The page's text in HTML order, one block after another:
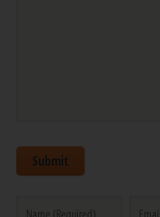
Submit